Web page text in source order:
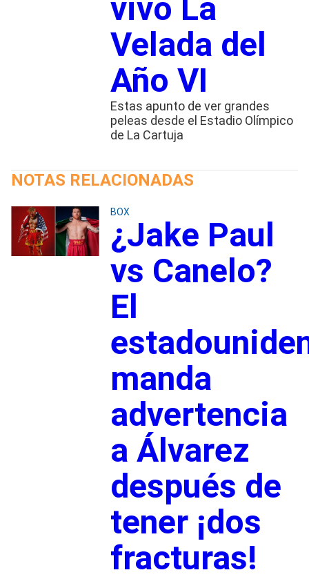
vivo La
Velada del
Año VI
Estas apunto de ver grandes
peleas desde el Estadio Olímpico
de La Cartuja
NOTAS RELACIONADAS
BOX
¿Jake Paul
vs Canelo?
El
manda
advertencia
a Álvarez
después de
tener ¡dos
fracturas!